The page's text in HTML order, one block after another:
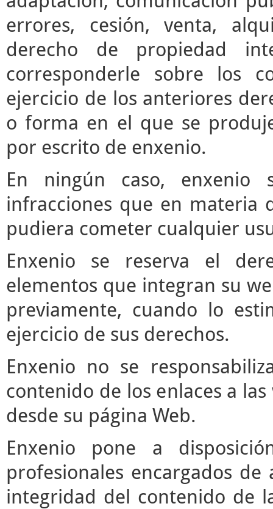
errores, cesión, venta,
derecho de propiedad
corresponderle sobre los
ejercicio de los anteriores
o forma en el que se
por escrito de enxenio.
En ningún caso, enxenio
infracciones que en materia
pudiera cometer cualquier
Enxenio se reserva el
elementos que integran su
previamente, cuando lo
ejercicio de sus derechos.
Enxenio no se
contenido de los enlaces a
desde su página Web.
Enxenio pone a
profesionales encargados
integridad del contenido de